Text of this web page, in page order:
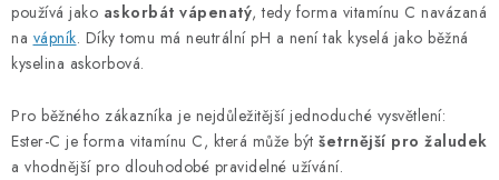
používá jako askorbát vápenatý, tedy forma vitamínu C navázaná
na vápník. Díky tomu má neutrální pH a není tak kyselá jako běžná
kyselina askorbová.
Pro běžného zákazníka je nejdůležitější jednoduché vysvětlení:
Ester-C je forma vitamínu C, která může být šetrnější pro žaludek
a vhodnější pro dlouhodobé pravidelné užívání.